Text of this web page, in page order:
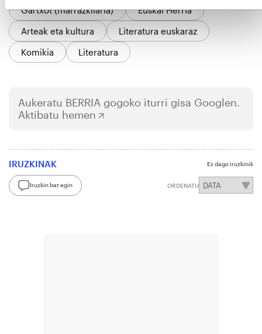
Gartxot (marrazkilaria)
Euskal Herria
Arteak eta kultura
Literatura euskaraz
Komikia
Literatura
Aukeratu BERRIA gogoko iturri gisa Googlen.
Aktibatu hemen
IRUZKINAK Ez dago iruzkinik
Iruzkin bat egin ORDENATU